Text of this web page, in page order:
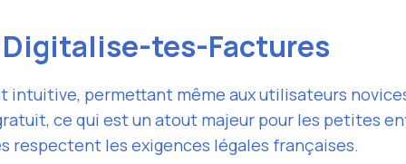
tes-Factures
intuitive, permettant même aux utilisateurs
ce qui est un atout majeur pour les petites
respectent les exigences légales françaises.